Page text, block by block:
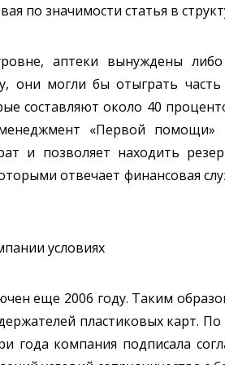
по значимости статья в
аптеки вынуждены
они могли бы отыграть
составляют около 40
«Первой помощи»
и позволяет находить
отвечает финансовая
условиях
еще 2006 году. Таким
пластиковых карт.
года компания подписала